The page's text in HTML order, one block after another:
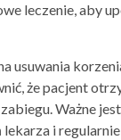
leczenie, aby
usuwania
że pacjent
Ważne
i